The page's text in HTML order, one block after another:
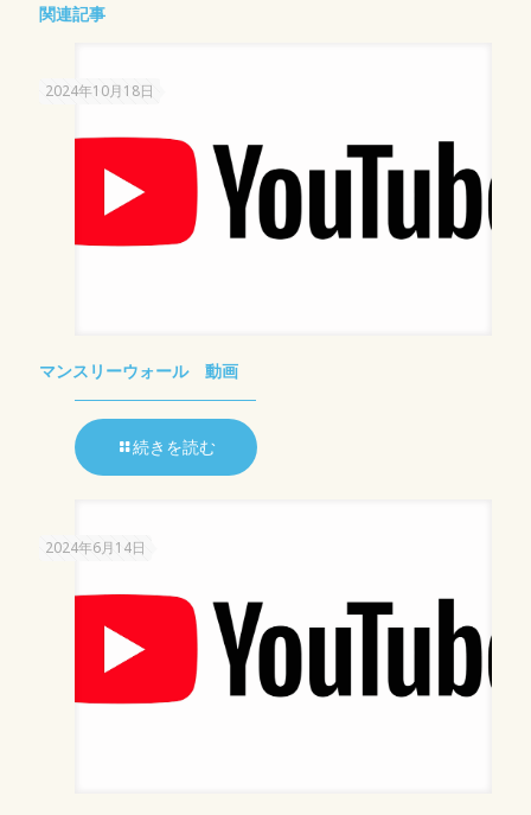
関連記事
2024年10月18日
マンスリーウォール 動画
続きを読む
2024年6月14日